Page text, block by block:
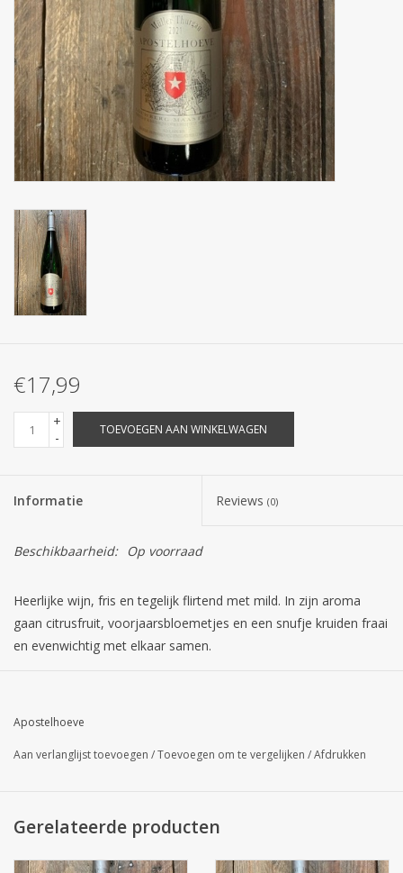
€17,99
+
-
TOEVOEGEN AAN WINKELWAGEN
Informatie Reviews (0)
Beschikbaarheid: Op voorraad
Heerlijke wijn, fris en tegelijk flirtend met mild. In zijn aroma
gaan citrusfruit, voorjaarsbloemetjes en een snufje kruiden fraai
en evenwichtig met elkaar samen.
Apostelhoeve
Aan verlanglijst toevoegen /Toevoegen om te vergelijken /Afdrukken
Gerelateerde producten